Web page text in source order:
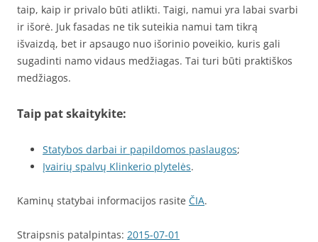
taip, kaip ir privalo būti atlikti. Taigi, namui yra labai svarbi
ir išorė. Juk fasadas ne tik suteikia namui tam tikrą
išvaizdą, bet ir apsaugo nuo išorinio poveikio, kuris gali
sugadinti namo vidaus medžiagas. Tai turi būti praktiškos
medžiagos.
Taip pat skaitykite:
Statybos darbai ir papildomos paslaugos;
Įvairių spalvų Klinkerio plytelės.
Kaminų statybai informacijos rasite ČIA.
Straipsnis patalpintas: 2015-07-01